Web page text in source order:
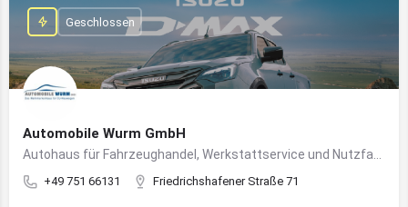
Automobile Wurm GmbH
+49 751 66131 Friedrichshafener Straße 71
Geschlossen